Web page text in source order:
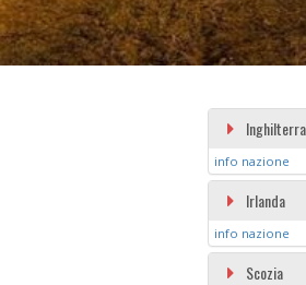
Inghilterra
info nazione
Irlanda
info nazione
Scozia